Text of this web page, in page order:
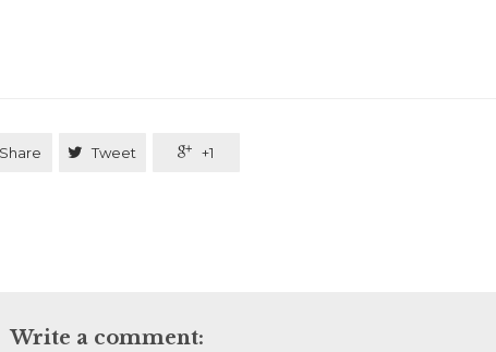
Share  Tweet  +1
Write a comment: